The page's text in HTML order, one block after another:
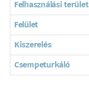
Felhasználási terület
Felület
Kiszerelés
Csempeturkáló